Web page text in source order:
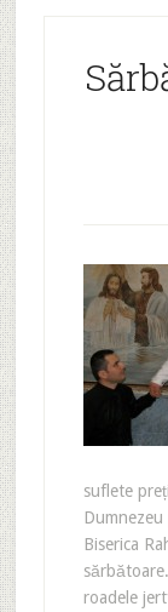
suflete
Biserica
roadele